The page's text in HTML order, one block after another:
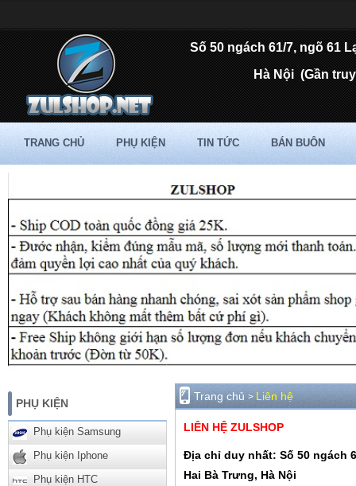
Số 50 ngách 61/7, ngõ 61
Hà Nội (Gần
TRANG CHỦ PHỤ KIỆN TIN TỨC BÁN BUÔN
PHỤ KIỆN
Phụ kiện Samsung
Phụ kiện Iphone
Phụ kiện HTC
Trang chủ > Liên hệ
LIÊN HỆ ZULSHOP
Địa chỉ duy nhất: Số 50 ngách
Hai Bà Trưng, Hà Nội